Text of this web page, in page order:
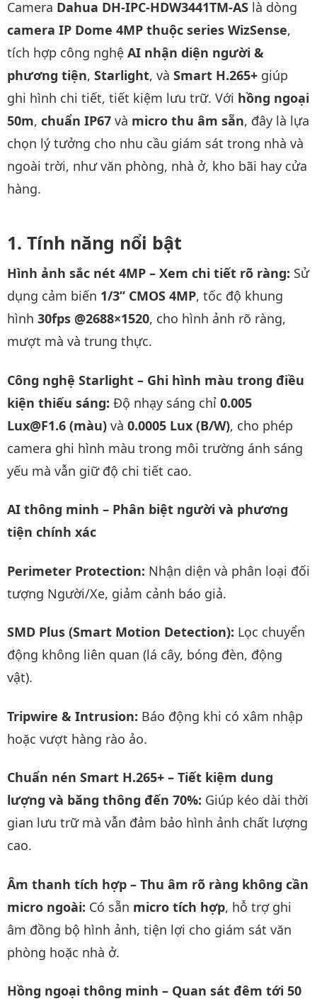
Camera Dahua DH-IPC-HDW3441TM-AS là dòng
camera IP Dome 4MP thuộc series WizSense,
tích hợp công nghệ AI nhận diện người &
phương tiện, Starlight, và Smart H.265+ giúp
ghi hình chi tiết, tiết kiệm lưu trữ. Với hồng ngoại
50m, chuẩn IP67 và micro thu âm sẵn, đây là lựa
chọn lý tưởng cho nhu cầu giám sát trong nhà và
ngoài trời, như văn phòng, nhà ở, kho bãi hay cửa
hàng.
Tính năng nổi bật
Hình ảnh sắc nét 4MP – Xem chi tiết rõ ràng: Sử
dụng cảm biến 1/3” CMOS 4MP, tốc độ khung
hình 30fps @2688×1520, cho hình ảnh rõ ràng,
mượt mà và trung thực.
Công nghệ Starlight – Ghi hình màu trong điều
kiện thiếu sáng: Độ nhạy sáng chỉ 0.005
Lux@F1.6 (màu) và 0.0005 Lux (B/W), cho phép
camera ghi hình màu trong môi trường ánh sáng
yếu mà vẫn giữ độ chi tiết cao.
AI thông minh – Phân biệt người và phương
tiện chính xác
Perimeter Protection: Nhận diện và phân loại đối
tượng Người/Xe, giảm cảnh báo giả.
SMD Plus (Smart Motion Detection): Lọc chuyển
động không liên quan (lá cây, bóng đèn, động
vật).
Tripwire & Intrusion: Báo động khi có xâm nhập
hoặc vượt hàng rào ảo.
Chuẩn nén Smart H.265+ – Tiết kiệm dung
lượng và băng thông đến 70%: Giúp kéo dài thời
gian lưu trữ mà vẫn đảm bảo hình ảnh chất lượng
cao.
Âm thanh tích hợp – Thu âm rõ ràng không cần
micro ngoài: Có sẵn micro tích hợp, hỗ trợ ghi
âm đồng bộ hình ảnh, tiện lợi cho giám sát văn
phòng hoặc nhà ở.
Hồng ngoại thông minh – Quan sát đêm tới 50